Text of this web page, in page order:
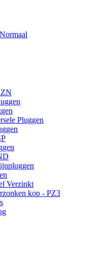
Pluggen
Verzinkt
kop - PZ3